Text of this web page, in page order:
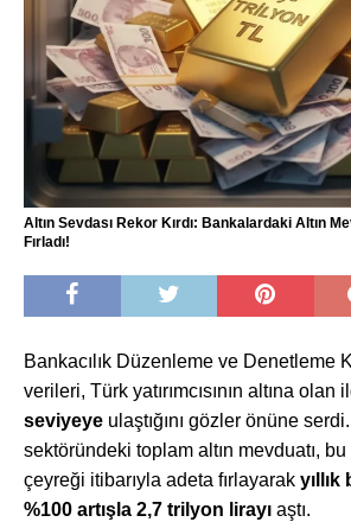
Altın Sevdası Rekor Kırdı: Bankalardaki Altın
Fırladı!
Bankacılık Düzenleme ve Denetleme
verileri, Türk yatırımcısının altına olan
seviyeye ulaştığını gözler önüne
sektöründeki toplam altın mevduatı, bu
çeyreği itibarıyla adeta fırlayarak yıllık
%100 artışla 2,7 trilyon lirayı aştı.